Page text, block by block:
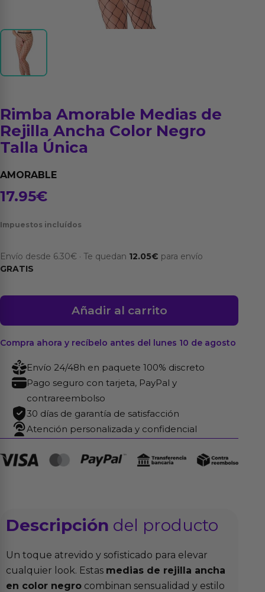
Rimba Amorable Medias de
Rejilla Ancha Color Negro
Talla Única
AMORABLE
17.95€
Impuestos incluídos
Envío desde 6.30€ · Te quedan 12.05€ para envío
GRATIS
Rimba
de
Rejilla
Ancha
Negro
Talla
Única
cantidad
Añadir al carrito
Compra ahora y recíbelo antes del lunes 10 de agosto
Envío 24/48h en paquete 100% discreto
Pago seguro con tarjeta, PayPal y
contrareembolso
30 días de garantía de satisfacción
Atención personalizada y confidencial
Descripción del producto
Un toque atrevido y sofisticado para elevar
cualquier look. Estas medias de rejilla ancha
en color negro combinan sensualidad y estilo